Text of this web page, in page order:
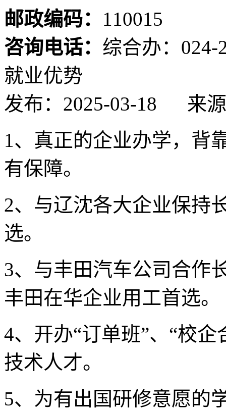
邮政编码： 110015
咨询电话： 综合办：024-
就业优势
发布：2025-03-18 来
1、真正的企业办学，背
有保障。
2、与辽沈各大企业保持
选。
3、与丰田汽车公司合作
丰田在华企业用工首选。
4、开办“订单班”、“校
技术人才。
5、为有出国研修意愿的